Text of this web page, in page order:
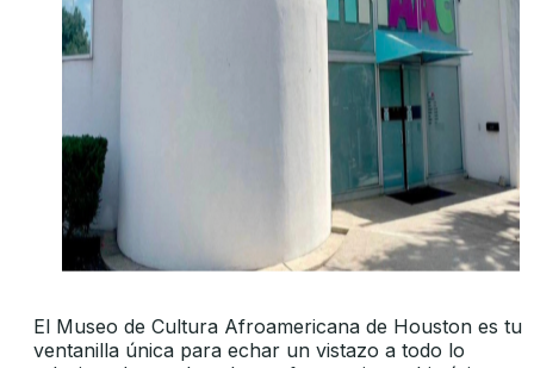
El Museo de Cultura Afroamericana de Houston es tu
ventanilla única para echar un vistazo a todo lo